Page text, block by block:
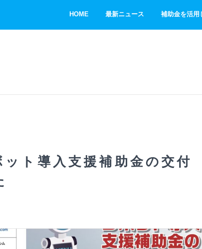
HOME 最新ニュース 補助金を活用
ト導入支援補助金の交付